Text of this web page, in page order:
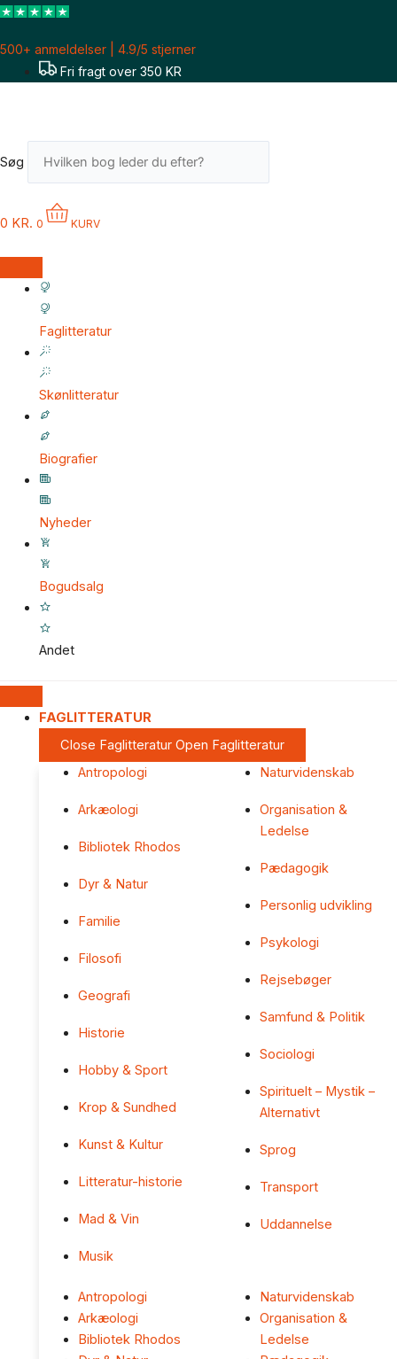
Gå
indholdet
500+ anmeldelser | 4.9/5 stjerner
Fri fragt over 350 KR
Søg
0 KR. 0 KURV
Faglitteratur
Skønlitteratur
Biografier
Nyheder
Bogudsalg
Andet
FAGLITTERATUR
Close Faglitteratur Open Faglitteratur
Antropologi
Arkæologi
Bibliotek Rhodos
Dyr & Natur
Familie
Filosofi
Geografi
Historie
Hobby & Sport
Krop & Sundhed
Kunst & Kultur
Litteratur-historie
Mad & Vin
Musik
Naturvidenskab
Organisation &
Ledelse
Pædagogik
Personlig udvikling
Psykologi
Rejsebøger
Samfund & Politik
Sociologi
Spirituelt – Mystik –
Alternativt
Sprog
Transport
Uddannelse
Antropologi
Arkæologi
Bibliotek Rhodos
Naturvidenskab
Organisation &
Ledelse